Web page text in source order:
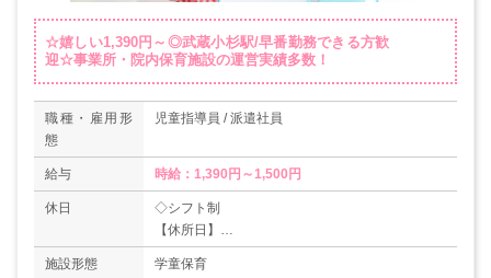
☆嬉しい1,390円～◎武蔵小杉駅/早番勤務できる方歓
迎☆事業所・院内保育施設の運営実績多数！
職種・雇用形
態
児童指導員 / 派遣社員
給与 時給：1,390円～1,500円
休日
◇シフト制
【休所日】
日曜・祝祭日・年末年始（12/29-1/3）
施設形態 学童保育